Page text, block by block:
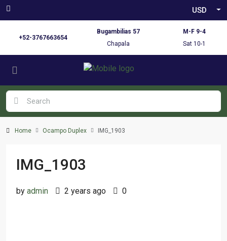
USD
+52-3767663654
Bugambilias 57
Chapala
M-F 9-4
Sat 10-1
Home Ocampo Duplex IMG_1903
IMG_1903
by admin 2 years ago 0